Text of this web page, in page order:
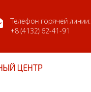
Телефон горячей линии:
+8 (4132) 62-41-91
ЦЕНТР